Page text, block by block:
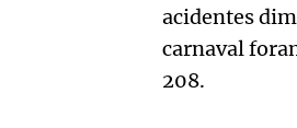
acidentes
carnaval
208.